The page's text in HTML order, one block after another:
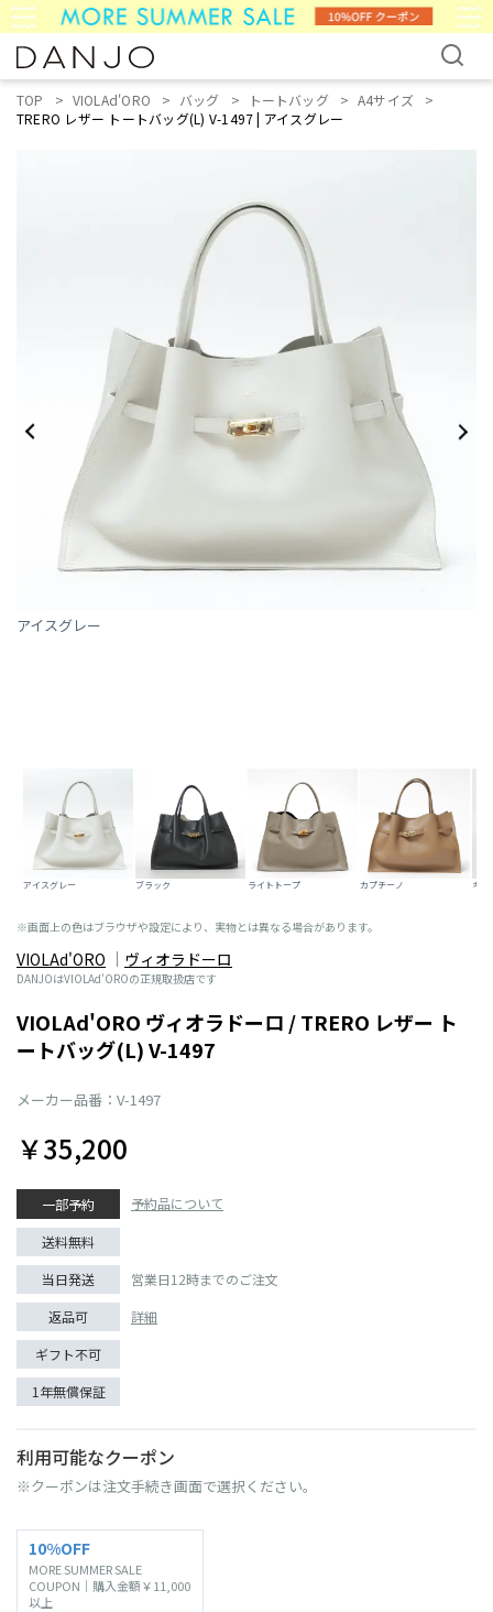
TOP VIOLAd'ORO バッグ トートバッグ
A4サイズ
TRERO レザー トートバッグ(L) V-1497 | アイスグレー
アイスグレー
アイスグレー ブラック ライトトープ カプチーノ キャ
※画面上の色はブラウザや設定により、実物とは異なる場合があります。
VIOLAd'ORO ヴィオラドーロ
DANJOはVIOLAd'OROの正規取扱店です
VIOLAd'ORO ヴィオラドーロ / TRERO レザー ト
ートバッグ(L) V-1497
メーカー品番：V-1497
￥35,200
一部予約 予約品について
送料無料
当日発送
営業日12時までのご注文
返品可
詳細
ギフト不可
1年無償保証
利用可能なクーポン
※クーポンは注文手続き画面で選択ください。
10%OFF
MORE SUMMER SALE
COUPON｜購入金額￥11,000
以上